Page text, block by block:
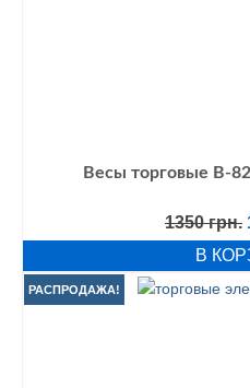
Весы торговые В-
1350грн.
В
РАСПРОДАЖА!